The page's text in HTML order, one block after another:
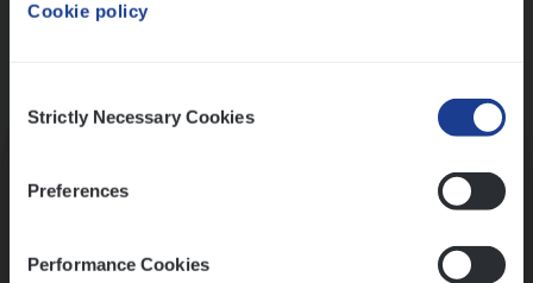
Cookie policy
Selection
Strictly Necessary Cookies
Preferences
Performance Cookies